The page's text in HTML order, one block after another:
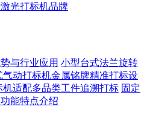
光打标机品牌
与行业应用 小型台式法兰旋转
气动打标机金属铭牌精准打标设
适配多品类工件追溯打标 固定
能特点介绍